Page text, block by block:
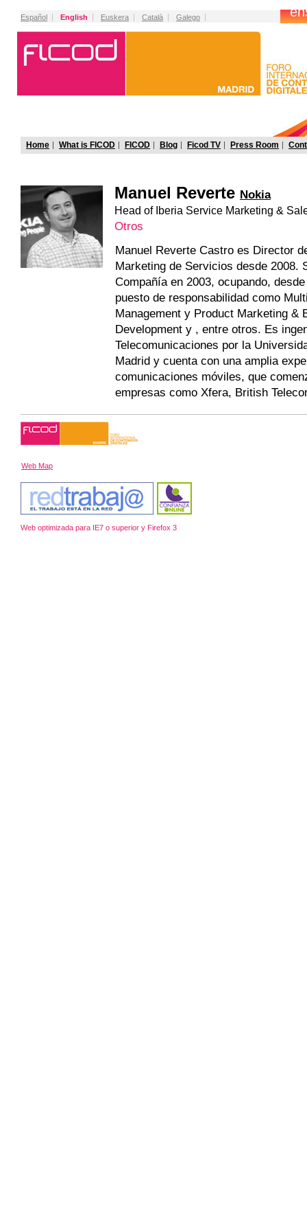
Español English Euskera Català Galego
Manuel Reverte Nokia
Head of Iberia Service Marketing &
Otros
Manuel Reverte Castro es Director
Marketing de Servicios desde 2008.
Compañía en 2003, ocupando,
puesto de responsabilidad como
Management y Product Marketing &
Development y , entre otros. Es
Telecomunicaciones por la
Madrid y cuenta con una amplia
comunicaciones móviles, que
empresas como Xfera, British
Home What is FICOD FICOD Blog Ficod TV Press Room
Web Map
Web optimizada para IE7 o superior y Firefox 3